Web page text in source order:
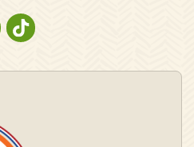
INSTAGRAM
OP PINTEREST
OP YOUTUBE
NATURESCANNER OP TIKTOK